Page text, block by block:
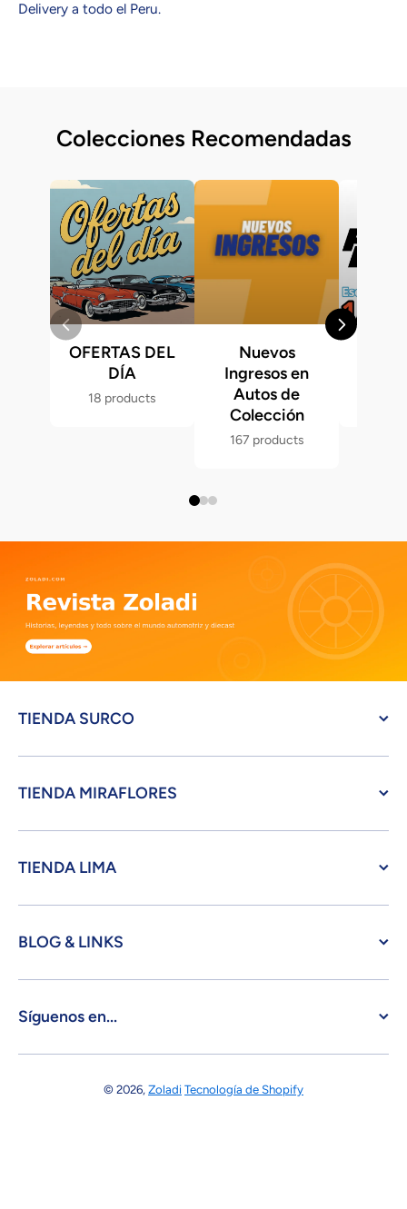
Delivery a todo el Peru.
Colecciones Recomendadas
OFERTAS DEL
DÍA
18 products
Nuevos
Ingresos en
Autos de
Colección
167 products
TIENDA SURCO
TIENDA MIRAFLORES
TIENDA LIMA
BLOG & LINKS
Síguenos en...
© 2026,Zoladi Tecnología de Shopify